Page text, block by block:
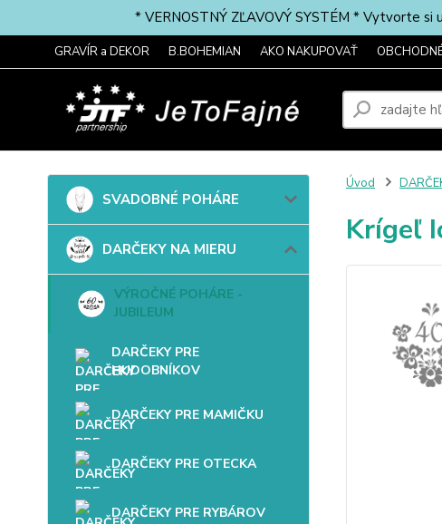
* VERNOSTNÝ ZĽAVOVÝ SYSTÉM * Vytvorte
GRAVÍR a DEKOR B.BOHEMIAN AKO NAKUPOVAŤ
SVADOBNÉ POHÁRE
DARČEKY NA MIERU
VÝROČNÉ POHÁRE -
JUBILEUM
DARČEKY PRE
HUDOBNÍKOV
DARČEKY PRE MAMIČKU
DARČEKY PRE OTECKA
DARČEKY PRE RYBÁROV
Úvod
Krígeľ